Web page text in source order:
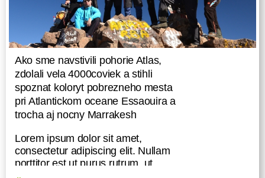
Ako sme navstivili pohorie Atlas,
zdolali vela 4000coviek a stihli
spoznat koloryt pobrezneho mesta
pri Atlantickom oceane Essaouira a
trocha aj nocny Marrakesh
Lorem ipsum dolor sit amet,
consectetur adipiscing elit. Nullam
porttitor est ut purus rutrum, ut